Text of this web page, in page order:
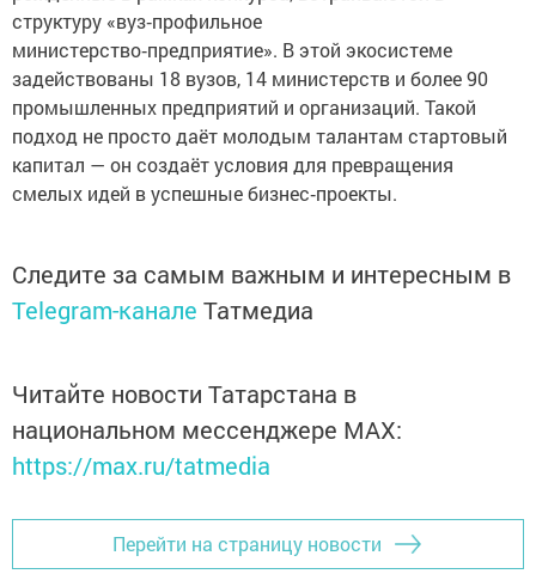
структуру «вуз‑профильное
министерство‑предприятие». В этой экосистеме
задействованы 18 вузов, 14 министерств и более 90
промышленных предприятий и организаций. Такой
подход не просто даёт молодым талантам стартовый
капитал — он создаёт условия для превращения
смелых идей в успешные бизнес‑проекты.
Следите за самым важным и интересным в
Telegram-канале Татмедиа
Читайте новости Татарстана в
национальном мессенджере MАХ:
https://max.ru/tatmedia
Перейти на страницу новости